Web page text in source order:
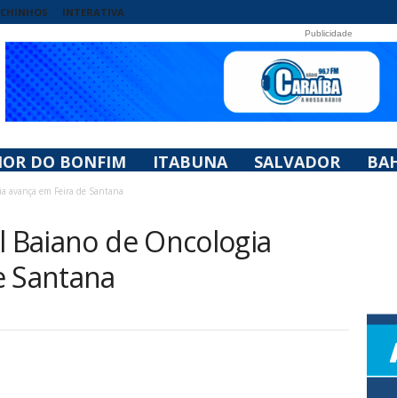
INTERATIVA
Publicidade
DO BONFIM ITABUNA SALVADOR
avança em Feira de Santana
de Oncologia
Santana